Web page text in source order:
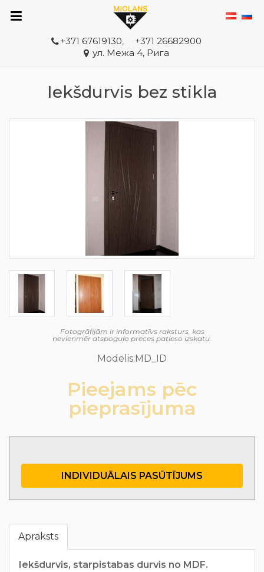
+371 67619130,
+371 26682900
ул. Межа 4, Рига
Iekšdurvis bez stikla
Fotogrāfijām ir informatīvs raksturs, kas
nevienmēr atspoguļo preces patieso izskatu.
Modelis:MD_ID
Pieejams pēc
pieprasījuma
INDIVIDUĀLAIS PASŪTĪJUMS
Apraksts
Iekšdurvis, starpistabas durvis no MDF.